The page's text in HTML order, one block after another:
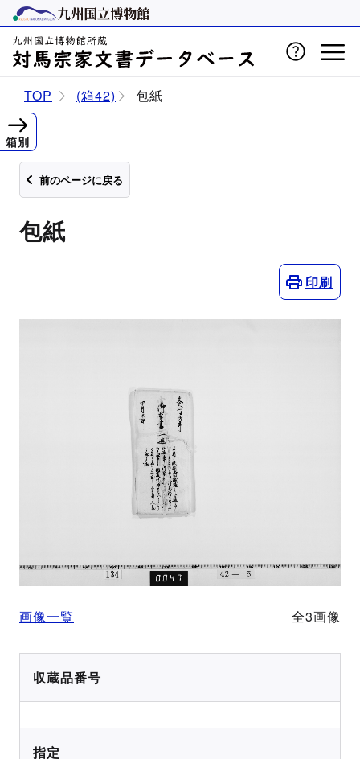
TOP (箱42) 包紙
前のページに戻る
包紙
印刷
画像一覧 全3画像
収蔵品番号
指定
箱別